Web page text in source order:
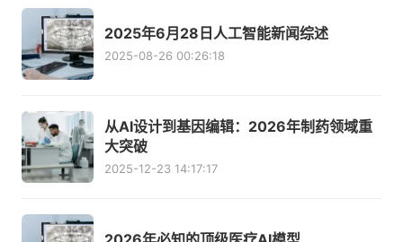
2025年6月28日人工智能新闻综述
2025-08-26 00:26:18
从AI设计到基因编辑：2026年制药领域重
大突破
2025-12-23 14:17:17